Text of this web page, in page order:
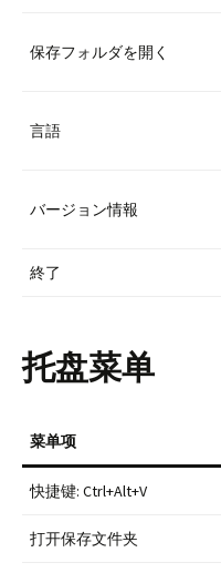
保存フォルダを開く
言語
バージョン情報
終了
托盘菜单
菜单项
快捷键: Ctrl+Alt+V
打开保存文件夹